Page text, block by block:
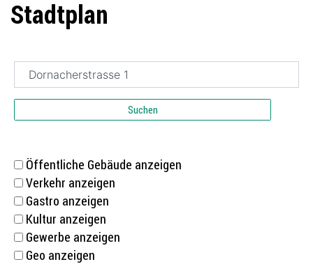
Stadtplan
Suchen
Öffentliche Gebäude anzeigen
Verkehr anzeigen
Gastro anzeigen
Kultur anzeigen
Gewerbe anzeigen
Geo anzeigen